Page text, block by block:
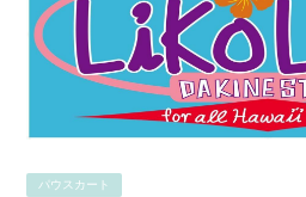
パウスカート